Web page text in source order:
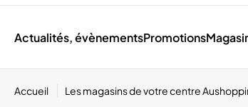
Actualités, évènementsPromotions
Accueil Les magasins de votre centre